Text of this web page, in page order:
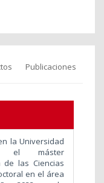
Publicaciones
la Universidad
el máster
de las Ciencias
en el área